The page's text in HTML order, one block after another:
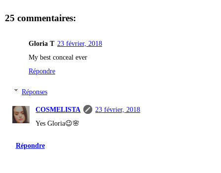
25 commentaires:
Gloria T 23 février, 2018
My best conceal ever
Répondre
Réponses
COSMELISTA
23 février, 2018
Yes Gloria😉🌸
Répondre